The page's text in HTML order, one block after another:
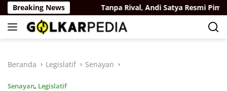
Langsung
ke
konten
Breaking News
Sisdiknas Tanpa Rival, Andi Satya Resmi Pimpin
Beranda Legislatif Senayan
Senayan, Legislatif